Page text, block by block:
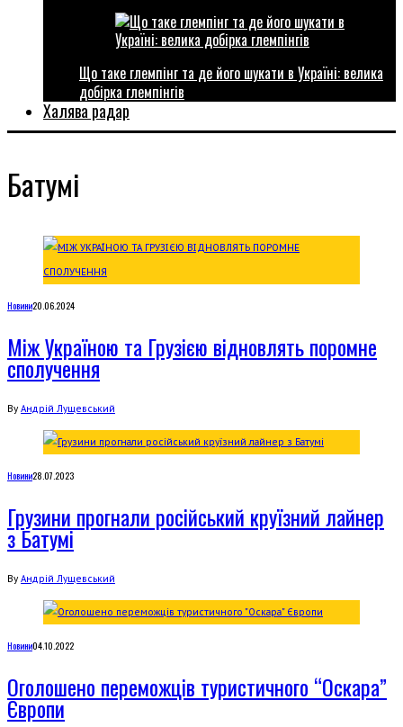
Що таке глемпінг та де його шукати в Україні: велика
добірка глемпінгів
Халява радар
Батумі
Новини20.06.2024
Між Україною та Грузією відновлять поромне
сполучення
By Андрій Лущевський
Новини28.07.2023
Грузини прогнали російський круїзний лайнер
з Батумі
By Андрій Лущевський
Новини04.10.2022
Оголошено переможців туристичного “Оскара”
Європи